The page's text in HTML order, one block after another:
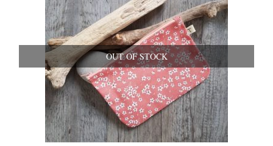
OUT OF STOCK